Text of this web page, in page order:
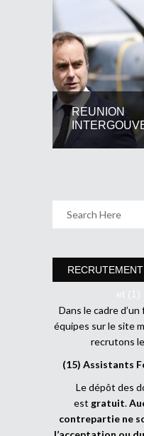
REUNION
et (1)
Dans le cadre
équipes sur le site
recrutons
(15) Assistants
Le dépôt des
est gratuit.
contrepartie ne